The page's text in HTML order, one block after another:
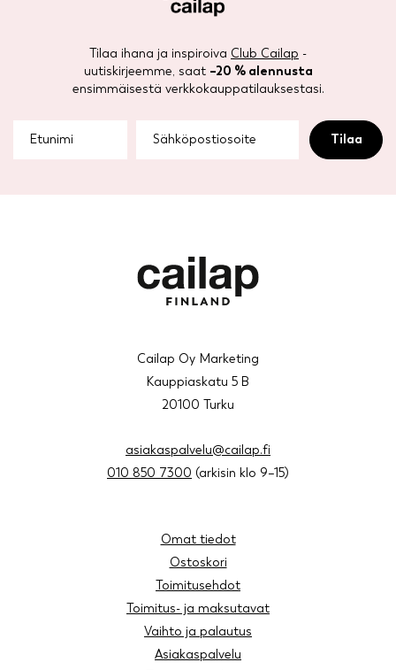
Tilaa ihana ja inspiroiva Club Cailap -
uutiskirjeemme, saat –20 % alennusta
ensimmäisestä verkkokauppatilauksestasi.
Cailap Oy Marketing
Kauppiaskatu 5 B
20100 Turku
asiakaspalvelu@cailap.fi
010 850 7300 (arkisin klo 9–15)
Omat tiedot
Ostoskori
Toimitusehdot
Toimitus- ja maksutavat
Vaihto ja palautus
Asiakaspalvelu